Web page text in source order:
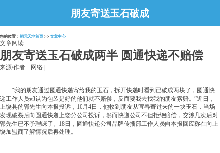
朋友寄送玉石破成
两半 圆通快递不
您的位置： 铜元天地首页 >> 文章中心
文章阅读
朋友寄送玉石破成两半 圆通快递不赔偿
来源/作者：网络 |
“我的朋友通过圆通快递寄给我的玉石，拆开快递时看到已破成两块了，圆通快
递工作人员却认为包装是好的他们就不赔偿，反而要我去找我的朋友索赔。”近日，
上饶县的郭先生向本报投诉，10月4日，他收到朋友从宜春寄过来的一块玉石，当场
发现破裂后向圆通快递上饶分公司投诉，然而快递公司不但拒绝赔偿，交涉几次后对
郭先生已不予理睬了。18日，圆通快递公司品牌传播部工作人员向本报回应称在向上
饶加盟商了解情况后再处理。